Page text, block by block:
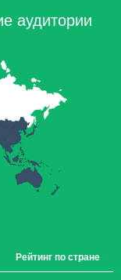
аудитории
Рейтинг по стране